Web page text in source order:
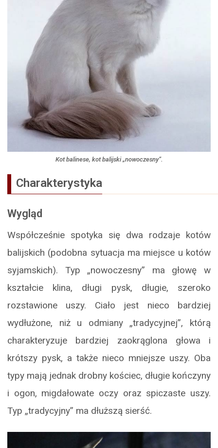
Kot balinese, kot balijski „nowoczesny”.
Charakterystyka
Wygląd
Współcześnie spotyka się dwa rodzaje kotów
balijskich (podobna sytuacja ma miejsce u kotów
syjamskich). Typ „nowoczesny” ma głowę w
kształcie klina, długi pysk, długie, szeroko
rozstawione uszy. Ciało jest nieco bardziej
wydłużone, niż u odmiany „tradycyjnej”, którą
charakteryzuje bardziej zaokrąglona głowa i
krótszy pysk, a także nieco mniejsze uszy. Oba
typy mają jednak drobny kościec, długie kończyny
i ogon, migdałowate oczy oraz spiczaste uszy.
Typ „tradycyjny” ma dłuższą sierść.